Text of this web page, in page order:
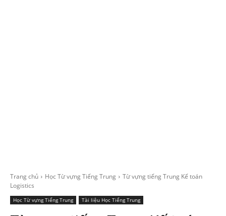
Trang chủ Học Từ vựng Tiếng Trung
Từ vựng tiếng Trung Kế toán
Logistics
Học Từ vựng Tiếng Trung Tài liệu Học Tiếng Trung